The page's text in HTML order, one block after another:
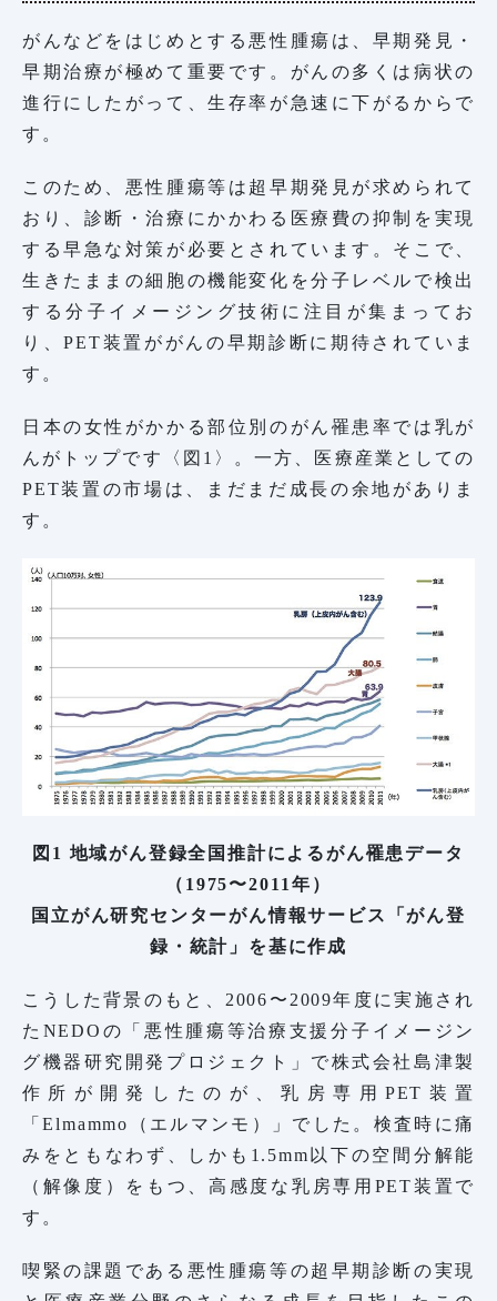
がんなどをはじめとする悪性腫瘍は、早期発見・
早期治療が極めて重要です。がんの多くは病状の
進行にしたがって、生存率が急速に下がるからで
す。
このため、悪性腫瘍等は超早期発見が求められて
おり、診断・治療にかかわる医療費の抑制を実現
する早急な対策が必要とされています。そこで、
生きたままの細胞の機能変化を分子レベルで検出
する分子イメージング技術に注目が集まってお
り、PET装置ががんの早期診断に期待されていま
す。
日本の女性がかかる部位別のがん罹患率では乳が
んがトップです〈図1〉。一方、医療産業としての
PET装置の市場は、まだまだ成長の余地がありま
す。
図1 地域がん登録全国推計によるがん罹患データ
（1975〜2011年）
国立がん研究センターがん情報サービス「がん登
録・統計」を基に作成
こうした背景のもと、2006〜2009年度に実施され
たNEDOの「悪性腫瘍等治療支援分子イメージン
グ機器研究開発プロジェクト」で株式会社島津製
作所が開発したのが、乳房専用PET装置
「Elmammo（エルマンモ）」でした。検査時に痛
みをともなわず、しかも1.5mm以下の空間分解能
（解像度）をもつ、高感度な乳房専用PET装置で
す。
喫緊の課題である悪性腫瘍等の超早期診断の実現